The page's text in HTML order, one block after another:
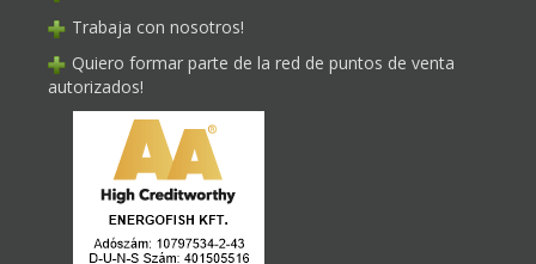
Trabaja con nosotros!
Quiero formar parte de la red de puntos de venta
autorizados!